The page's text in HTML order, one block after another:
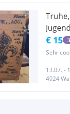
€ 15
Sehr
13.07. -
4924